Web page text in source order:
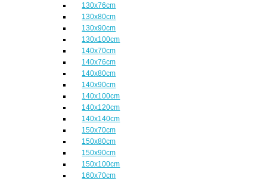
130x76cm
130x80cm
130x90cm
130x100cm
140x70cm
140x76cm
140x80cm
140x90cm
140x100cm
140x120cm
140x140cm
150x70cm
150x80cm
150x90cm
150x100cm
160x70cm